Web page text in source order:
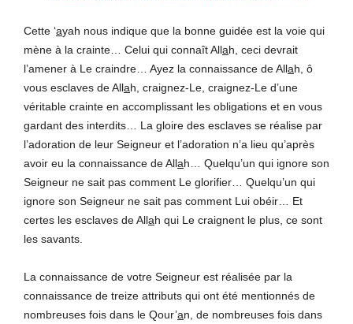
Cette ‘ayah nous indique que la bonne guidée est la voie qui
mène à la crainte… Celui qui connaît Allah, ceci devrait
l’amener à Le craindre… Ayez la connaissance de Allah, ô
vous esclaves de Allah, craignez-Le, craignez-Le d’une
véritable crainte en accomplissant les obligations et en vous
gardant des interdits… La gloire des esclaves se réalise par
l’adoration de leur Seigneur et l’adoration n’a lieu qu’après
avoir eu la connaissance de Allah… Quelqu’un qui ignore son
Seigneur ne sait pas comment Le glorifier… Quelqu’un qui
ignore son Seigneur ne sait pas comment Lui obéir… Et
certes les esclaves de Allah qui Le craignent le plus, ce sont
les savants.
La connaissance de votre Seigneur est réalisée par la
connaissance de treize attributs qui ont été mentionnés de
nombreuses fois dans le Qour’an, de nombreuses fois dans